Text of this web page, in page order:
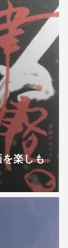
楽しも